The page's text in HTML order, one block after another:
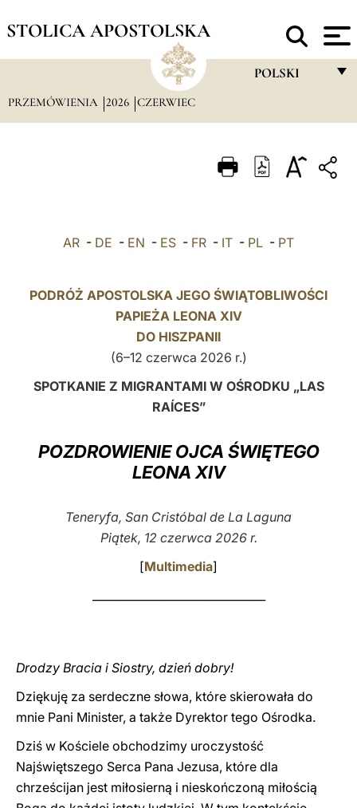
STOLICA APOSTOLSKA
POLSKI
ITALIANO
POLSKI
LATINE
PRZEMÓWIENIA 2026 CZERWIEC
AR - DE - EN - ES - FR - IT - PL - PT
PODRÓŻ APOSTOLSKA JEGO ŚWIĄTOBLIWOŚCI
PAPIEŻA LEONA XIV
DO HISZPANII
(6–12 czerwca 2026 r.)
SPOTKANIE Z MIGRANTAMI W OŚRODKU „LAS
RAÍCES”
POZDROWIENIE OJCA ŚWIĘTEGO
LEONA XIV
Teneryfa, San Cristóbal de La Laguna
Piątek, 12 czerwca 2026 r.
[Multimedia]
Drodzy Bracia i Siostry, dzień dobry!
Dziękuję za serdeczne słowa, które skierowała do
mnie Pani Minister, a także Dyrektor tego Ośrodka.
Dziś w Kościele obchodzimy uroczystość
Najświętszego Serca Pana Jezusa, które dla
chrześcijan jest miłosierną i nieskończoną miłością